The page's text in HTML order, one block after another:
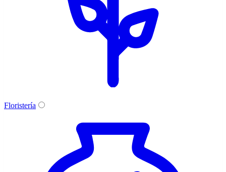
Floristería